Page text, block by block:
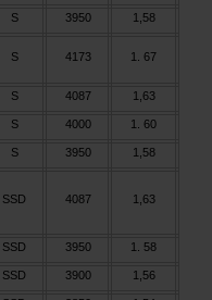
S 3950 1,58
S 4173 1. 67
S 4087 1,63
S 4000 1. 60
S 3950 1,58
SSD 4087 1,63
SSD 3950 1. 58
SSD 3900 1,56